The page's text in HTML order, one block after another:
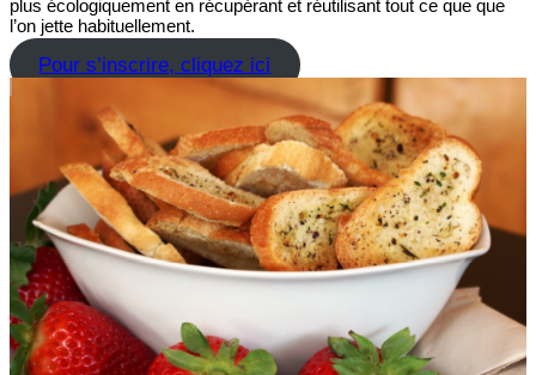
plus écologiquement en récupérant et réutilisant tout ce que que
l’on jette habituellement.
Pour s’inscrire, cliquez ici